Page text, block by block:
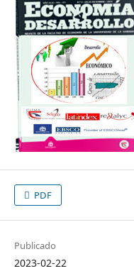
PDF
Publicado
2023-02-22